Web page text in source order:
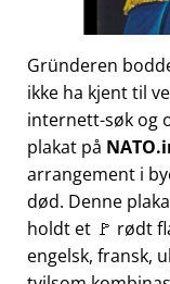
Gründeren
ikke ha kjent til
internett-søk og
plakat på
arrangement i
død. Denne
holdt et 🚩 rødt
engelsk, fransk,